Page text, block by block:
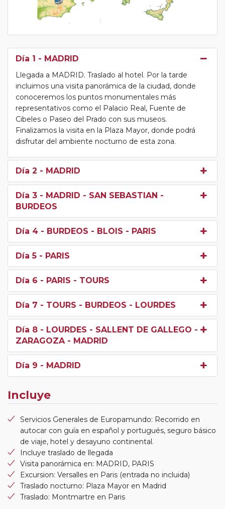
Día 1 - MADRID
Llegada a MADRID. Traslado al hotel. Por la tarde
incluimos una visita panorámica de la ciudad, donde
conoceremos los puntos monumentales más
representativos como el Palacio Real, Fuente de
Cibeles o Paseo del Prado con sus museos.
Finalizamos la visita en la Plaza Mayor, donde podrá
disfrutar del ambiente nocturno de esta zona.
Día 2 - MADRID
Día 3 - MADRID - SAN SEBASTIAN -
BURDEOS
Día 4 - BURDEOS - BLOIS - PARIS
Día 5 - PARIS
Día 6 - PARIS - TOURS
Día 7 - TOURS - BURDEOS - LOURDES
Día 8 - LOURDES - SALLENT DE GALLEGO -
ZARAGOZA - MADRID
Día 9 - MADRID
Incluye
Servicios Generales de Europamundo: Recorrido en
autocar con guía en español y portugués, seguro básico
de viaje, hotel y desayuno continental.
Incluye traslado de llegada
Visita panorámica en: MADRID, PARIS
Excursion: Versalles en Paris (entrada no incluida)
Traslado nocturno: Plaza Mayor en Madrid
Traslado: Montmartre en Paris